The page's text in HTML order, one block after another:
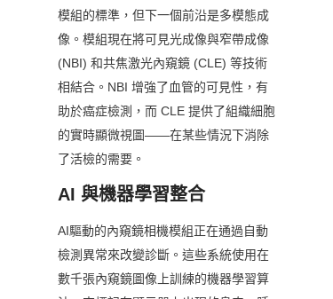
模組的標準，但下一個前沿是多模態成
像。模組現在將可見光成像與窄帶成像
(NBI) 和共焦激光內窺鏡 (CLE) 等技術
相結合。NBI 增強了血管的可見性，有
助於癌症檢測，而 CLE 提供了組織細胞
的實時顯微視圖——在某些情況下消除
了活檢的需要。
AI 與機器學習整合
AI驅動的內窺鏡相機模組正在通過自動
檢測異常來改變診斷。這些系統使用在
數千張內窺鏡圖像上訓練的機器學習算